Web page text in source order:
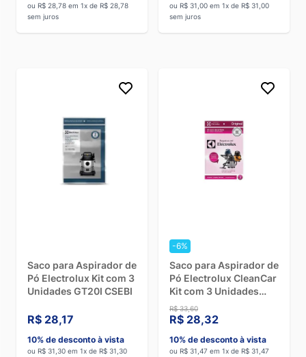
ou R$ 28,78 em 1x de R$ 28,78
sem juros
ou R$ 31,00 em 1x de R$ 31,00
sem juros
Saco para Aspirador de
Pó Electrolux Kit com 3
Unidades GT20I CSEBI
R$ 28,17
10% de desconto à vista
ou R$ 31,30 em 1x de R$ 31,30
-6%
Saco para Aspirador de
Pó Electrolux CleanCar
Kit com 3 Unidades
A10S A10T A10 A13E
GT2000
R$ 33,60
R$ 28,32
10% de desconto à vista
ou R$ 31,47 em 1x de R$ 31,47